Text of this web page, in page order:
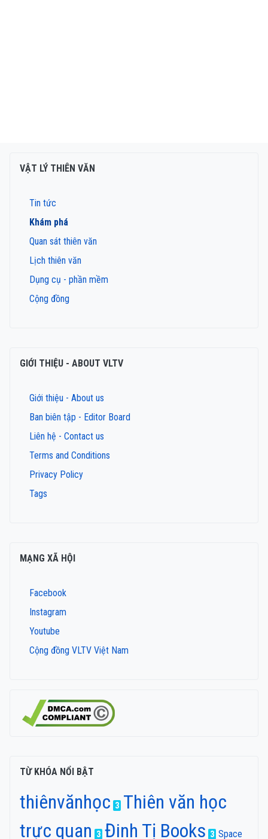
VẬT LÝ THIÊN VĂN
Tin tức
Khám phá
Quan sát thiên văn
Lịch thiên văn
Dụng cụ - phần mềm
Cộng đồng
GIỚI THIỆU - ABOUT VLTV
Giới thiệu - About us
Ban biên tập - Editor Board
Liên hệ - Contact us
Terms and Conditions
Privacy Policy
Tags
MẠNG XÃ HỘI
Facebook
Instagram
Youtube
Cộng đồng VLTV Việt Nam
TỪ KHÓA NỔI BẬT
thiênvănhọc 3 Thiên văn học
trực quan
3 Đinh Tị Books 3 Space